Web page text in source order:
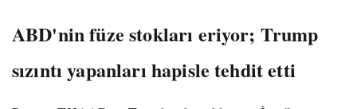
ABD'nin füze stokları eriyor; Trump
sızıntı yapanları hapisle tehdit etti